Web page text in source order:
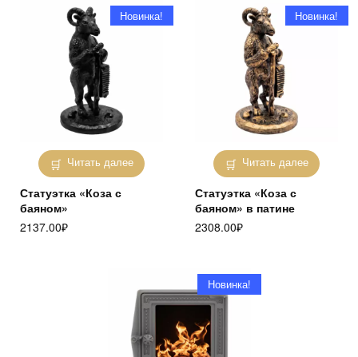
Читать далее
Новинка!
Статуэтка «Коза с
баяном»
2137.00₽
Читать далее
Новинка!
Статуэтка «Коза с
баяном» в патине
2308.00₽
Новинка!